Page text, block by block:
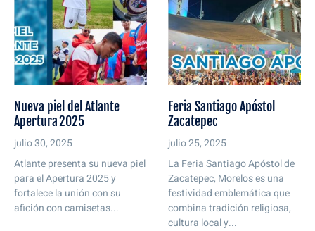
Nueva piel del Atlante
Apertura 2025
julio 30, 2025
Atlante presenta su nueva piel
para el Apertura 2025 y
fortalece la unión con su
afición con camisetas...
Feria Santiago Apóstol
Zacatepec
julio 25, 2025
La Feria Santiago Apóstol de
Zacatepec, Morelos es una
festividad emblemática que
combina tradición religiosa,
cultura local y...